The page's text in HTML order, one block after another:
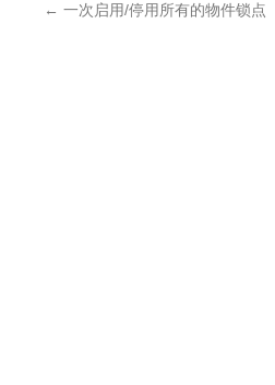
← 一次启用/停用所有的物件锁点